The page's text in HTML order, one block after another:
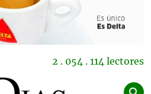
2 . 054 . 114 lectores